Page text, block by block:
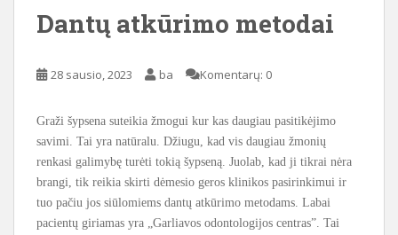
Dantų atkūrimo metodai
28 sausio, 2023 ba Komentarų: 0
Graži šypsena suteikia žmogui kur kas daugiau pasitikėjimo
savimi. Tai yra natūralu. Džiugu, kad vis daugiau žmonių
renkasi galimybę turėti tokią šypseną. Juolab, kad ji tikrai nėra
brangi, tik reikia skirti dėmesio geros klinikos pasirinkimui ir
tuo pačiu jos siūlomiems dantų atkūrimo metodams. Labai
pacientų giriamas yra „Garliavos odontologijos centras”. Tai